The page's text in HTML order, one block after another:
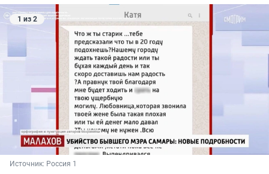
1 из 2
Источник: Россия 1